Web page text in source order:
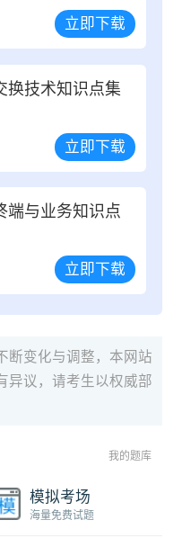
立即下载
换技术知识点集
立即下载
端与业务知识点
立即下载
断变化与调整，本网站
异议，请考生以权威部
我的题库
模拟考场
海量免费试题